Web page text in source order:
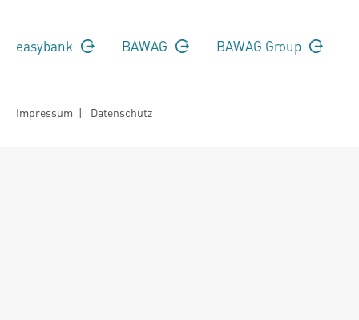
easybank BAWAG BAWAG Group
Impressum | Datenschutz